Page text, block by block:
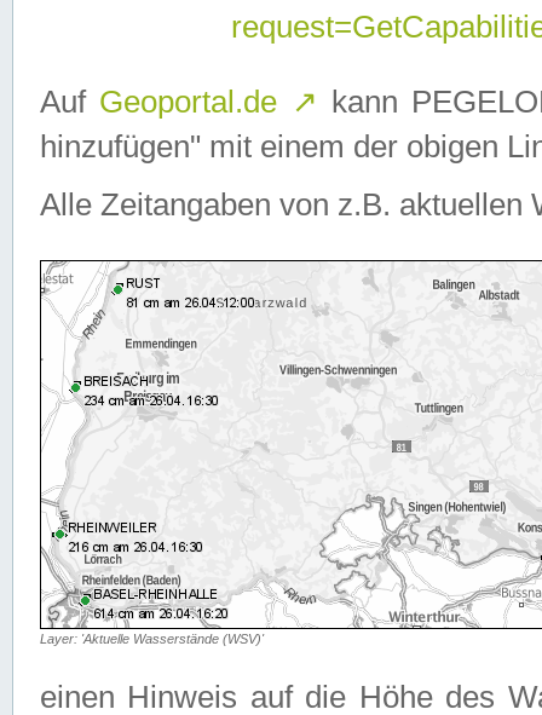
Auf Geoportal.de ↗ kann
hinzufügen" mit einem der obigen
Alle Zeitangaben von z.B. aktuellen
Layer: 'Aktuelle Wasserstände (WSV)'
einen Hinweis auf die Höhe des